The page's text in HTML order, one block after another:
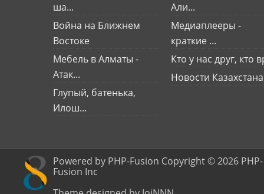
ша...
Война на Ближнем
Востоке
Мебель в Алматы -
Атак...
Глупый, батенька,
Илош...
Али...
Медиаплееры -
краткие ...
Кто у нас друг, кто
Новости Казахстана
Powered by PHP-Fusion Copyright © 2026 PHP-
Fusion Inc